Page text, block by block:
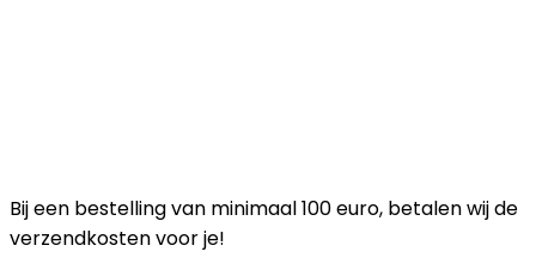
Bij een bestelling van minimaal 100 euro, betalen wij de
verzendkosten voor je!